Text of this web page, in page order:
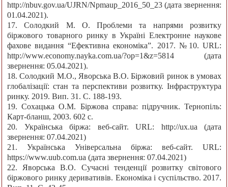
http://nbuv.gov.ua/UJRN/Npmaup_2016_50_23 (дата звернення:
01.04.2021).
17. Солодкий М. О. Проблеми та напрями розвитку
біржового товарного ринку в Україні Електронне наукове
фахове видання “Ефективна економіка”. 2017. №10. URL:
http://www.economy.nayka.com.ua/?op=1&z=5814 (дата
звернення: 05.04.2021).
18. Солодкий М.О., Яворська В.О. Біржовий ринок в умовах
глобалізації: стан та перспективи розвитку. Інфраструктура
ринку. 2019. Вип. 31. С. 188-193.
19. Сохацька О.М. Біржова справа: підручник. Тернопіль:
Карт-бланш, 2003. 602 с.
20. Українська біржа: веб-сайт. URL: http://ux.ua (дата
звернення: 07.04.2021)
21. Українська Універсальна біржа: веб-сайт. URL:
https://www.uub.com.ua (дата звернення: 07.04.2021)
22. Яворська В.О. Сучасні тенденції розвитку світового
біржового ринку деривативів. Економіка і суспільство. 2017.